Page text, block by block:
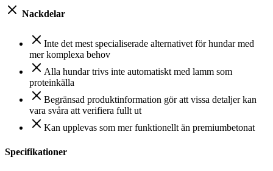
Nackdelar
Inte det mest specialiserade alternativet för hundar med
mer komplexa behov
Alla hundar trivs inte automatiskt med lamm som
proteinkälla
Begränsad produktinformation gör att vissa detaljer kan
vara svåra att verifiera fullt ut
Kan upplevas som mer funktionellt än premiumbetonat
Specifikationer